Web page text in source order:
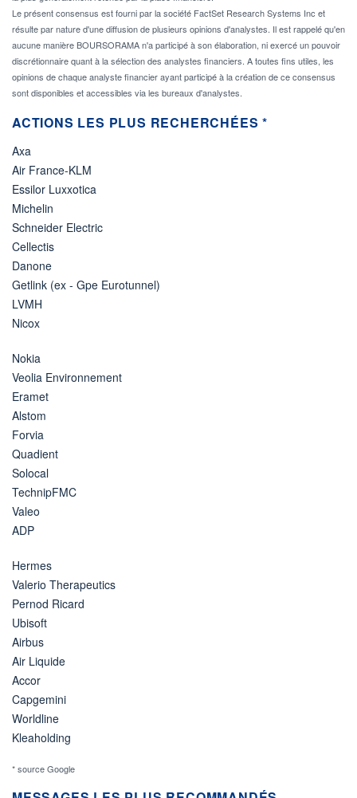
Le présent consensus est fourni par la société FactSet Research Systems Inc et
résulte par nature d'une diffusion de plusieurs opinions d'analystes. Il est rappelé qu'en
aucune manière BOURSORAMA n'a participé à son élaboration, ni exercé un pouvoir
discrétionnaire quant à la sélection des analystes financiers. A toutes fins utiles, les
opinions de chaque analyste financier ayant participé à la création de ce consensus
sont disponibles et accessibles via les bureaux d'analystes.
ACTIONS LES PLUS RECHERCHÉES *
Axa
Air France-KLM
Essilor Luxxotica
Michelin
Schneider Electric
Cellectis
Danone
Getlink (ex - Gpe Eurotunnel)
LVMH
Nicox
Nokia
Veolia Environnement
Eramet
Alstom
Forvia
Quadient
Solocal
TechnipFMC
Valeo
ADP
Hermes
Valerio Therapeutics
Pernod Ricard
Ubisoft
Airbus
Air Liquide
Accor
Capgemini
Worldline
Kleaholding
* source Google